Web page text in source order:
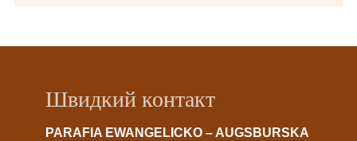
Швидкий контакт
PARAFIA EWANGELICKO – AUGSBURSKA